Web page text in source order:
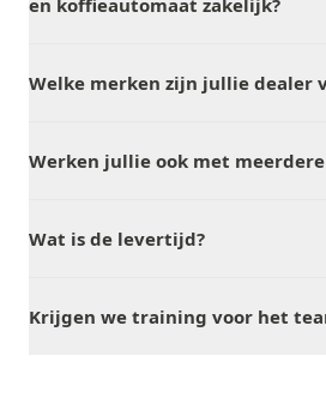
en koffieautomaat zakelijk?
Welke merken zijn jullie dealer
Werken jullie ook met
Wat is de levertijd?
Krijgen we training voor het